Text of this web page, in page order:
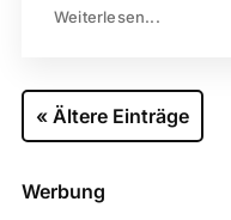
Weiterlesen...
« Ältere Einträge
Werbung